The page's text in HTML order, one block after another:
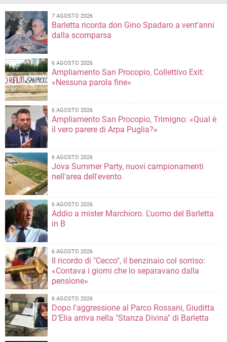
7 AGOSTO 2026
Barletta ricorda don Gino Spadaro a vent’anni
dalla scomparsa
6 AGOSTO 2026
Ampliamento San Procopio, Collettivo Exit:
«Nessuna parola fine»
6 AGOSTO 2026
Ampliamento San Procopio, Trimigno: «Qual è
il vero parere di Arpa Puglia?»
6 AGOSTO 2026
Jova Summer Party, nuovi campionamenti
nell'area dell'evento
6 AGOSTO 2026
Addio a mister Marchioro. L'uomo del Barletta
in B
6 AGOSTO 2026
Il ricordo di "Cecco", il benzinaio col sorriso:
«Contava i giorni che lo separavano dalla
pensione»
6 AGOSTO 2026
Dopo l'aggressione al Parco Rossani, Giuditta
D'Elia arriva nella "Stanza Divina" di Barletta